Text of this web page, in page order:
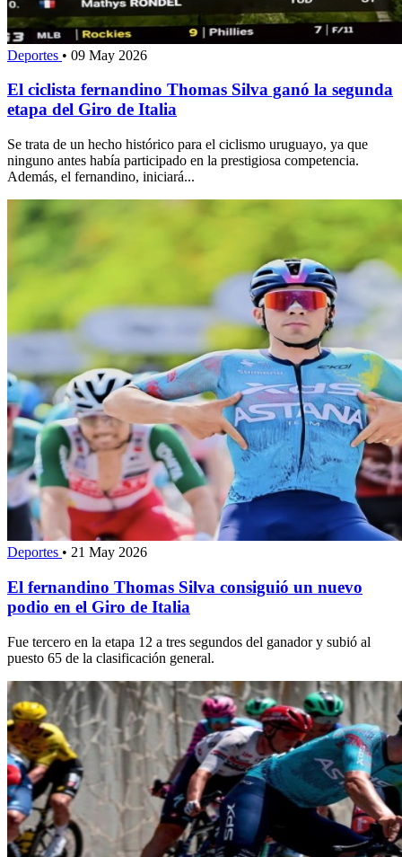
Deportes • 09 May 2026
El ciclista fernandino Thomas Silva ganó la segunda
etapa del Giro de Italia
Se trata de un hecho histórico para el ciclismo uruguayo, ya que
ninguno antes había participado en la prestigiosa competencia.
Además, el fernandino, iniciará...
Deportes • 21 May 2026
El fernandino Thomas Silva consiguió un nuevo
podio en el Giro de Italia
Fue tercero en la etapa 12 a tres segundos del ganador y subió al
puesto 65 de la clasificación general.